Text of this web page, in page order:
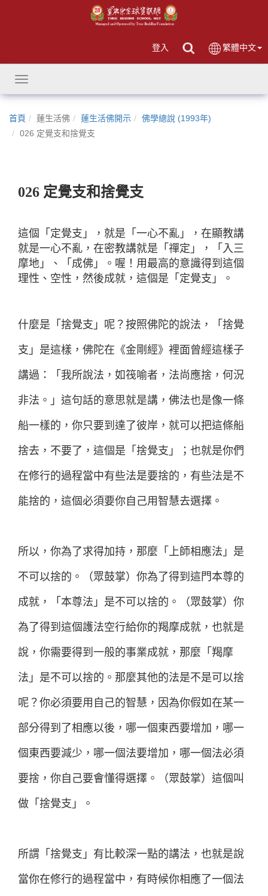
登入 繁體中文
Toggle
navigation
首頁 蓮生活佛 蓮生活佛開示
佛學總說 (1993年)
026 定覺支和捨覺支
026 定覺支和捨覺支
這個「定覺支」，就是「一心不亂」，在顯教講
就是一心不亂，在密教講就是「禪定」，「入三
摩地」、「成佛」。喔！用最高的意識得到這個
理性、空性，然後成就，這個是「定覺支」。
什麼是「捨覺支」呢？按照佛陀的說法，「捨覺
支」是這樣，佛陀在《金剛經》裡面曾經這樣子
講過：「我所說法，如筏喻者，法尚應捨，何況
非法。」這句話的意思就是講，佛法也是像一條
船一樣的，你只要到達了彼岸，就可以把這條船
捨去，不要了，這個是「捨覺支」；也就是你們
在修行的過程當中有些法是要捨的，有些法是不
能捨的，這個必須要你自己用智慧去選擇。
所以，你為了求得加持，那麼「上師相應法」是
不可以捨的。（眾鼓掌）你為了得到這門本尊的
成就，「本尊法」是不可以捨的。（眾鼓掌）你
為了得到這個護法空行給你的羯摩成就，也就是
說，你需要得到一般的事業成就，那麼「羯摩
法」是不可以捨的。那麼其他的法是不是可以捨
呢？你必須要用自己的智慧，因為你假如在某一
部分得到了相應以後，哪一個東西要增加，哪一
個東西要減少，哪一個法要增加，哪一個法必須
要捨，你自己要會懂得選擇。（眾鼓掌）這個叫
做「捨覺支」。
所謂「捨覺支」有比較深一點的講法，也就是說
當你在修行的過程當中，有時候你相應了一個法